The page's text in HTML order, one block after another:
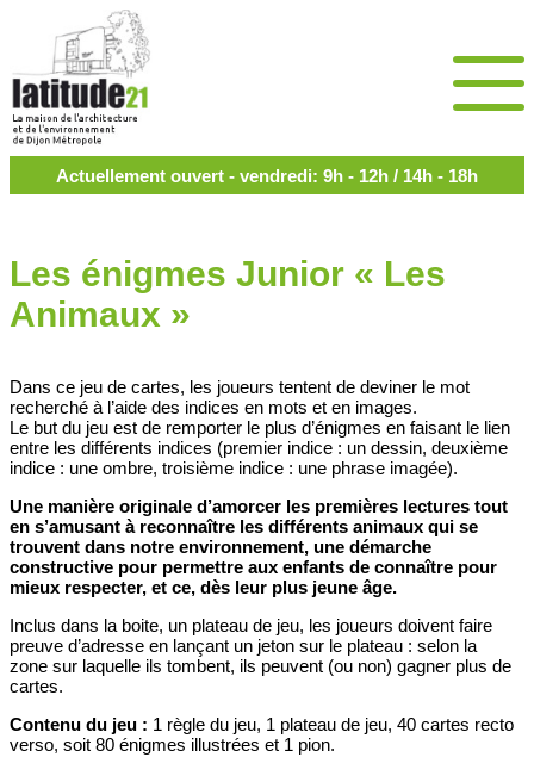
Actuellement ouvert - vendredi: 9h - 12h / 14h - 18h
Les énigmes Junior « Les
Animaux »
Dans ce jeu de cartes, les joueurs tentent de deviner le mot
recherché à l’aide des indices en mots et en images.
Le but du jeu est de remporter le plus d’énigmes en faisant le lien
entre les différents indices (premier indice : un dessin, deuxième
indice : une ombre, troisième indice : une phrase imagée).
Une manière originale d’amorcer les premières lectures tout
en s’amusant à reconnaître les différents animaux qui se
trouvent dans notre environnement, une démarche
constructive pour permettre aux enfants de connaître pour
mieux respecter, et ce, dès leur plus jeune âge.
Inclus dans la boite, un plateau de jeu, les joueurs doivent faire
preuve d’adresse en lançant un jeton sur le plateau : selon la
zone sur laquelle ils tombent, ils peuvent (ou non) gagner plus de
cartes.
Contenu du jeu : 1 règle du jeu, 1 plateau de jeu, 40 cartes recto
verso, soit 80 énigmes illustrées et 1 pion.